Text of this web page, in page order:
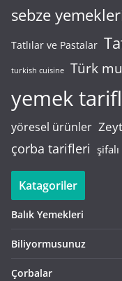
sebze
Tatlılar ve Pastalar
turkish cuisine Türk
yemek
yöresel ürünler
çorba tarifleri
Katagoriler
Balık Yemekleri
Biliyormusunuz
Çorbalar